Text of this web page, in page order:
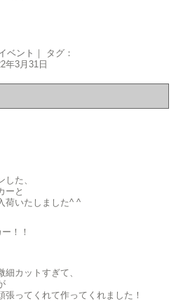
ベント ｜ タグ：
年3月31日
た、
ーと
荷いたしました^ ^
！！
カットすぎて、
ってくれて作ってくれました！